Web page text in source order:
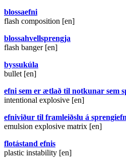
blossaefni
flash composition [en]
blossahvellsprengja
flash banger [en]
byssukúla
bullet [en]
efni sem er ætlað til notkunar sem
intentional explosive [en]
efniviður til framleiðslu á
emulsion explosive matrix [en]
flotástand efnis
plastic instability [en]